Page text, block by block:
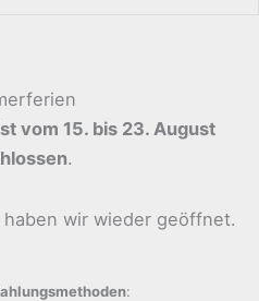
vom 15. bis 23. August
.
wir wieder geöffnet.
: